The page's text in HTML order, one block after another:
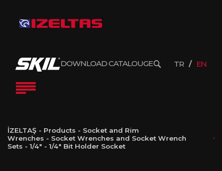
DOWNLOAD CATALOUGE TR EN
İZELTAŞ - Products - Socket and Rim
Wrenches - Socket Wrenches and Socket Wrench
Sets - 1/4" - 1/4″ Bit Holder Socket